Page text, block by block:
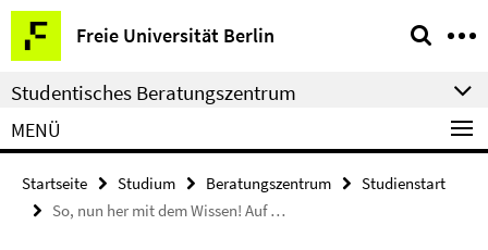
Springe
direkt
zu
Inhalt
Freie Universität Berlin
Service-
Navigation
Studentisches Beratungszentrum
MENÜ
Startseite Studium Beratungszentrum
Studienstart
So, nun her mit dem Wissen! Auf …